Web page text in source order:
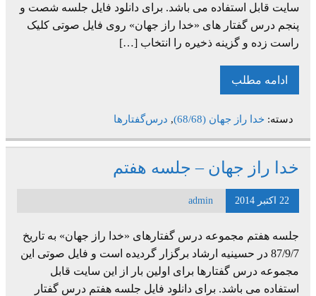
سایت قابل استفاده می باشد. برای دانلود فایل جلسه شصت و
پنجم درس گفتار های «خدا راز جهان» روی فایل صوتی کلیک
راست زده و گزینه ذخیره را انتخاب […]
ادامه مطلب
دسته: خدا راز جهان (68/68) , درس‌گفتارها
خدا راز جهان – جلسه هفتم
22 اکتبر 2014 admin
جلسه هفتم مجموعه درس گفتارهای «خدا راز جهان» به تاریخ
87/9/7 در حسینیه ارشاد برگزار گردیده است و فایل صوتی این
مجموعه درس گفتارها برای اولین بار از این سایت قابل
استفاده می باشد. برای دانلود فایل جلسه هفتم درس گفتار